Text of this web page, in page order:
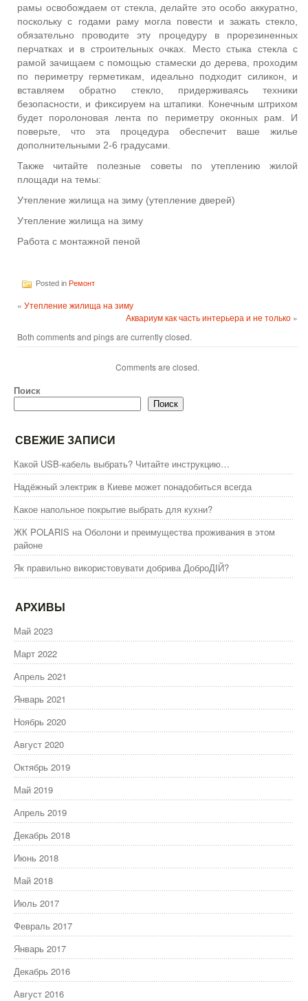
рамы освобождаем от стекла, делайте это особо аккуратно,
поскольку с годами раму могла повести и зажать стекло,
обязательно проводите эту процедуру в прорезиненных
перчатках и в строительных очках. Место стыка стекла с
рамой зачищаем с помощью стамески до дерева, проходим
по периметру герметикам, идеально подходит силикон, и
вставляем обратно стекло, придерживаясь техники
безопасности, и фиксируем на штапики. Конечным штрихом
будет поролоновая лента по периметру оконных рам. И
поверьте, что эта процедура обеспечит ваше жилье
дополнительными 2-6 градусами.
Также читайте полезные советы по утеплению жилой
площади на темы:
Утепление жилища на зиму (утепление дверей)
Утепление жилища на зиму
Работа с монтажной пеной
Posted in Ремонт
« Утепление жилища на зиму
Аквариум как часть интерьера и не только »
Both comments and pings are currently closed.
Comments are closed.
Поиск
Поиск
СВЕЖИЕ ЗАПИСИ
Какой USB-кабель выбрать? Читайте инструкцию…
Надёжный электрик в Киеве может понадобиться всегда
Какое напольное покрытие выбрать для кухни?
ЖК POLARIS на Оболони и преимущества проживания в этом
районе
Як правильно використовувати добрива ДоброДІЙ?
АРХИВЫ
Май 2023
Март 2022
Апрель 2021
Январь 2021
Ноябрь 2020
Август 2020
Октябрь 2019
Май 2019
Апрель 2019
Декабрь 2018
Июнь 2018
Май 2018
Июль 2017
Февраль 2017
Январь 2017
Декабрь 2016
Август 2016